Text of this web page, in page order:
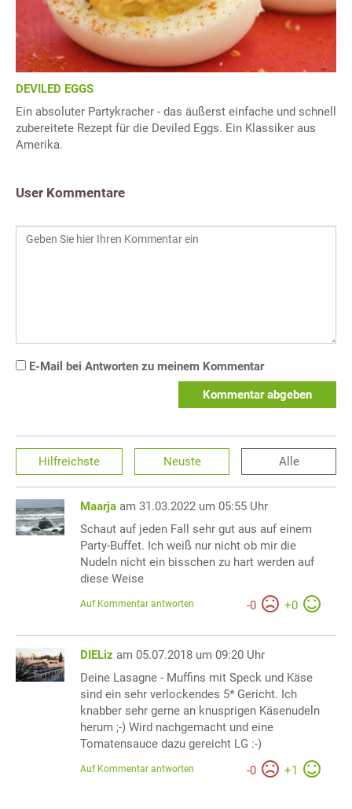
DEVILED EGGS
Ein absoluter Partykracher - das äußerst einfache und schnell
zubereitete Rezept für die Deviled Eggs. Ein Klassiker aus
Amerika.
User Kommentare
E-Mail bei Antworten zu meinem Kommentar
Kommentar abgeben
Hilfreichste Neuste Alle
Maarja am 31.03.2022 um 05:55 Uhr
Schaut auf jeden Fall sehr gut aus auf einem
Party-Buffet. Ich weiß nur nicht ob mir die
Nudeln nicht ein bisschen zu hart werden auf
diese Weise
-0 +0
Auf Kommentar antworten
DIELiz am 05.07.2018 um 09:20 Uhr
Deine Lasagne - Muffins mit Speck und Käse
sind ein sehr verlockendes 5* Gericht. Ich
knabber sehr gerne an knusprigen Käsenudeln
herum ;-) Wird nachgemacht und eine
Tomatensauce dazu gereicht LG :-)
-0 +1
Auf Kommentar antworten